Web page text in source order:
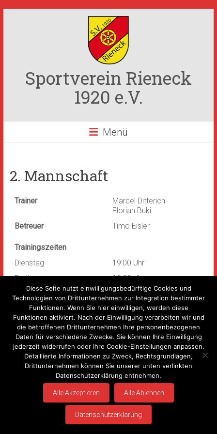
Sportverein Rieneck
1920 e.V.
Menü
2. Mannschaft
Trainer
Marcel Ditterich
Florian Buki
Betreuer
Timo Eisler
Trainingszeiten
Dienstag
19:00 Uhr
Freitag
18:30 Uhr
Copyright © 2026 Sportverein Rieneck 1920 e.V.. Alle Rechte vorbehalten.
Theme:Acceleratevon ThemeGrill. Präsentiert vonWordPress.
Impressum Datenschutzerklärung Kontakt Anmelden
Diese Seite nutzt einwilligungsbedürftige Cookies und
Technologien von Drittunternehmen zur Integration bestimmter
Funktionen. Wenn Sie hier einwilligen, werden diese
Funktionen aktiviert. Nach der Einwilligung verarbeiten wir und
die betroffenen Drittunternehmen Ihre personenbezogenen
Daten für verschiedene Zwecke. Sie können Ihre Einwilligung
jederzeit widerrufen oder Ihre Cookie-Einstellungen anpassen.
Detaillierte Informationen zu Zweck, Rechtsgrundlagen,
Drittunternehmen können Sie unserer unten verlinkten
Datenschutzerklärung entnehmen.
Alle Akzeptieren Alle Ablehnen
Datenschutzerklärung